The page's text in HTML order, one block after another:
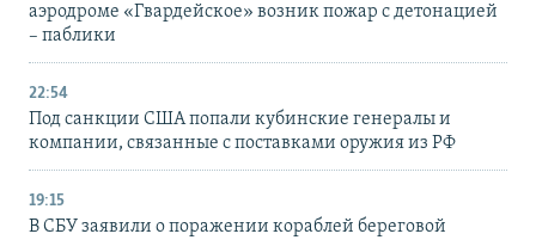
аэродроме «Гвардейское» возник пожар с детонацией
– паблики
22:54
Под санкции США попали кубинские генералы и
компании, связанные с поставками оружия из РФ
19:15
В СБУ заявили о поражении кораблей береговой